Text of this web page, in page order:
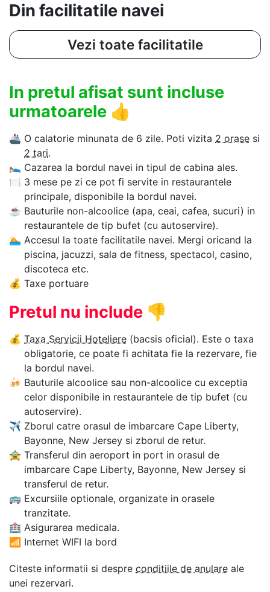
Din facilitatile navei
Vezi toate facilitatile
In pretul afisat sunt incluse
urmatoarele 👍
🚢 O calatorie minunata de 6 zile. Poti vizita 2 orase si
2 tari.
🛌 Cazarea la bordul navei in tipul de cabina ales.
🍽 3 mese pe zi ce pot fi servite in restaurantele
principale, disponibile la bordul navei.
☕ Bauturile non-alcoolice (apa, ceai, cafea, sucuri) in
restaurantele de tip bufet (cu autoservire).
🏊‍ Accesul la toate facilitatile navei. Mergi oricand la
piscina, jacuzzi, sala de fitness, spectacol, casino,
discoteca etc.
💰 Taxe portuare
Pretul nu include 👎
💰 Taxa Servicii Hoteliere (bacsis oficial). Este o taxa
obligatorie, ce poate fi achitata fie la rezervare, fie
la bordul navei.
🍻 Bauturile alcoolice sau non-alcoolice cu exceptia
celor disponibile in restaurantele de tip bufet (cu
autoservire).
✈ Zborul catre orasul de imbarcare Cape Liberty,
Bayonne, New Jersey si zborul de retur.
🚖 Transferul din aeroport in port in orasul de
imbarcare Cape Liberty, Bayonne, New Jersey si
transferul de retur.
🚌 Excursiile optionale, organizate in orasele
tranzitate.
🏥 Asigurarea medicala.
📶 Internet WIFI la bord
Citeste informatii si despre conditiile de anulare ale
unei rezervari.